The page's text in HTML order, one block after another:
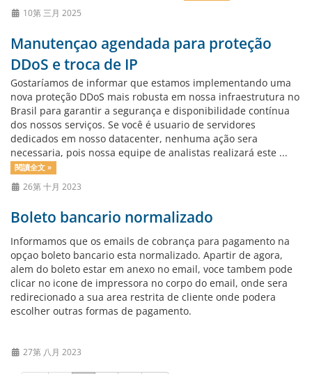
10第 三月 2025
Manutençao agendada para proteção
DDoS e troca de IP
Gostaríamos de informar que estamos implementando uma
nova proteção DDoS mais robusta em nossa infraestrutura no
Brasil para garantir a segurança e disponibilidade contínua
dos nossos serviços. Se você é usuario de servidores
dedicados em nosso datacenter, nenhuma ação sera
necessaria, pois nossa equipe de analistas realizará este ...
閱讀全文 »
26第 十月 2023
Boleto bancario normalizado
Informamos que os emails de cobrança para pagamento na
opçao boleto bancario esta normalizado. Apartir de agora,
alem do boleto estar em anexo no email, voce tambem pode
clicar no icone de impressora no corpo do email, onde sera
redirecionado a sua area restrita de cliente onde podera
escolher outras formas de pagamento.
27第 八月 2023